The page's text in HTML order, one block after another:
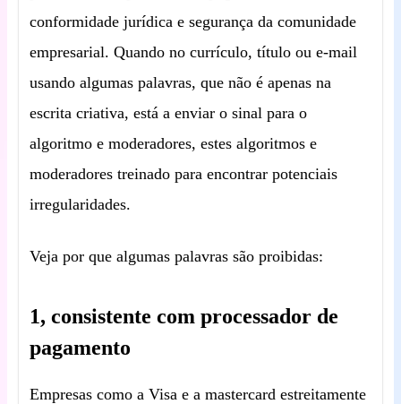
conformidade jurídica e segurança da comunidade
empresarial. Quando no currículo, título ou e-mail
usando algumas palavras, que não é apenas na
escrita criativa, está a enviar o sinal para o
algoritmo e moderadores, estes algoritmos e
moderadores treinado para encontrar potenciais
irregularidades.
Veja por que algumas palavras são proibidas:
1, consistente com processador de
pagamento
Empresas como a Visa e a mastercard estreitamente